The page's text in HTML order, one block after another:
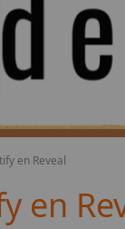
en Reveal
en